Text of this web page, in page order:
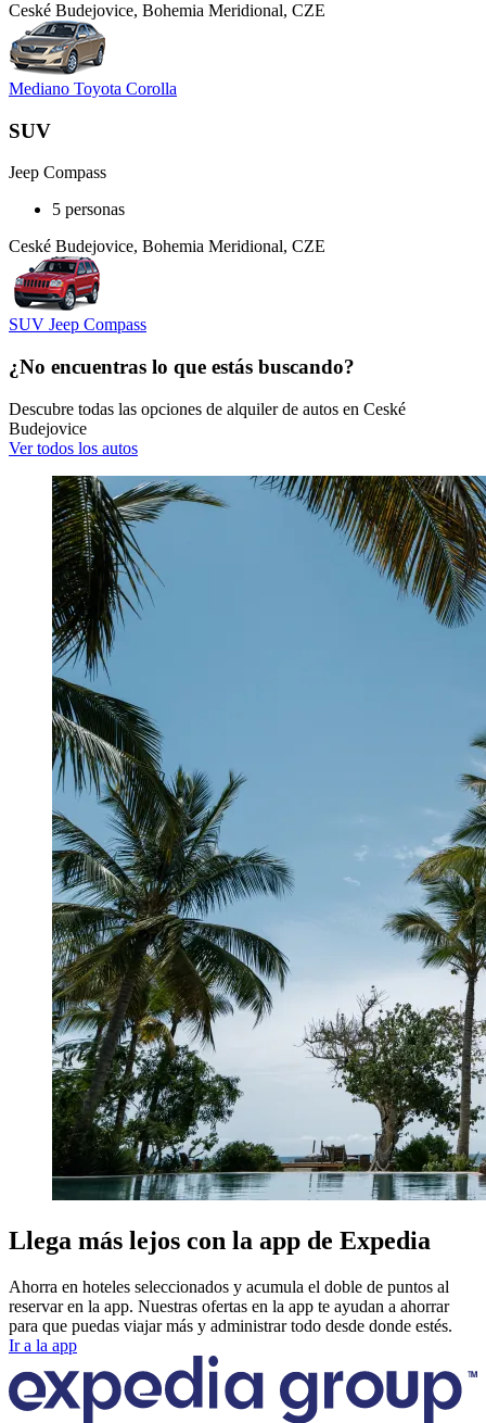
Ceské Budejovice, Bohemia Meridional, CZE
Mediano Toyota Corolla
SUV
Jeep Compass
5 personas
Ceské Budejovice, Bohemia Meridional, CZE
SUV Jeep Compass
¿No encuentras lo que estás buscando?
Descubre todas las opciones de alquiler de autos en Ceské
Budejovice
Ver todos los autos
Llega más lejos con la app de Expedia
Ahorra en hoteles seleccionados y acumula el doble de puntos al
reservar en la app. Nuestras ofertas en la app te ayudan a ahorrar
para que puedas viajar más y administrar todo desde donde estés.
Ir a la app